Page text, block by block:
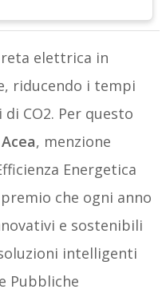
elettrica in
riducendo i tempi
CO2. Per questo
Acea, menzione
Energetica
che ogni anno
e sostenibili
intelligenti
Pubbliche